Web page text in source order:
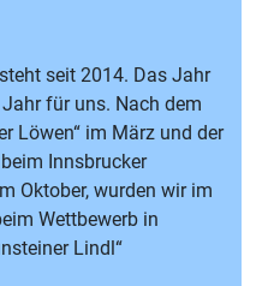
seit 2014. Das Jahr
für uns. Nach dem
Löwen“ im März und der
Innsbrucker
Oktober, wurden wir im
Wettbewerb in
Lindl“